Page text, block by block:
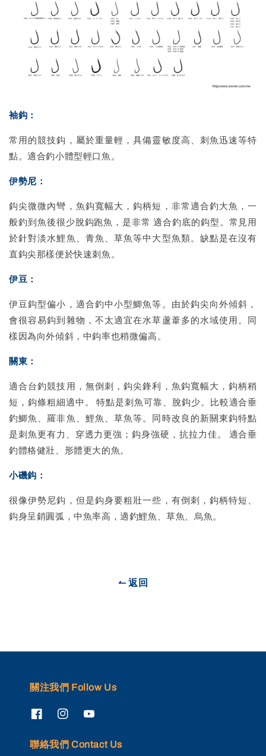
袖鈎：
常用的競技鈎，屬於重量輕，具備靈敏度高、刺魚迅速等特
點。適合釣小體型輕口魚。
伊勢尼：
鈎尖微微內彎，魚鈎寬幅大，鈎柄短，非常適合釣大魚，一
般釣到魚後很少脫鈎跑魚，是非常 適合釣底的鈎型。常見用
於針對淡水鯉魚、青魚、草魚等中大型魚類。缺點是在沒有
直鈎尖那樣便於快速刺魚。
伊豆：
伊豆鈎型偏小，適合釣中小型鯽魚等。由於鈎尖向外傾斜，
會很容易鈎到雜物，不太適宜在水草蘆葦多的水域使用。同
樣因為向外傾斜，中鈎率也稍微偏高。
關東：
適合台釣競技用，無倒刺，鈎尖鋒利，魚鈎寬幅大，鈎柄稍
短，鈎條粗細適中。 特點是刺魚可靠、脫鈎少。比較適合垂
釣鯽魚、羅非魚、鯉魚、草魚等。同時改良的新關東鈎特點
是刺魚更有力、穿透力更強；鈎身強硬，抗拉力佳。 適合垂
釣體格健壯、形體更大的魚。
小磯鈎：
很像伊勢尼鈎，但是鈎身要粗壯一些，有倒刺，鈎柄特短、
鈎身呈銷圓弧，中魚率高，適釣鯉魚、草魚、烏魚。
↼ 返回
關注我們 Follow Us
聯絡我們 Contact Us